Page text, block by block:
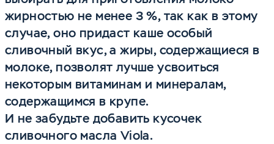
жирностью не менее 3 %, так как в этому
случае, оно придаст каше особый
сливочный вкус, а жиры, содержащиеся в
молоке, позволят лучше усвоиться
некоторым витаминам и минералам,
содержащимся в крупе.
И не забудьте добавить кусочек
сливочного масла Viola.